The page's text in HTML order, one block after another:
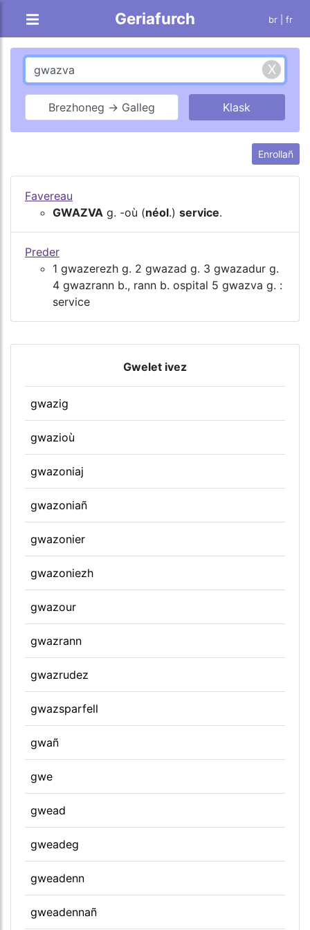
Geriafurch br | fr
Brezhoneg → Galleg
Enrollañ
Favereau
GWAZVA g. -où (néol.) service.
Preder
1 gwazerezh g. 2 gwazad g. 3 gwazadur g.
4 gwazrann b., rann b. ospital 5 gwazva g. :
service
Gwelet ivez
gwazig
gwazioù
gwazoniaj
gwazoniañ
gwazonier
gwazoniezh
gwazour
gwazrann
gwazrudez
gwazsparfell
gwañ
gwe
gwead
gweadeg
gweadenn
gweadennañ